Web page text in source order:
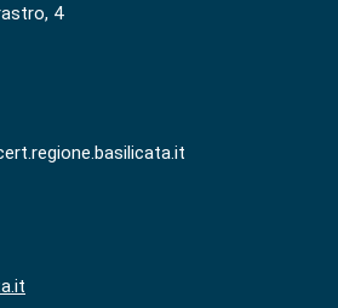
4